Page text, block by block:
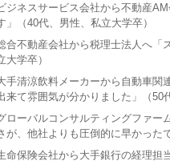
ジネスサービス会社から不動産
」（40代、男性、私立大学卒）
合不動産会社から税理士法人へ「
大学卒）
手清涼飲料メーカーから自動車関
来て雰囲気が分かりました」（50
ローバルコンサルティングファー
が、他社よりも圧倒的に早かった
命保険会社から大手銀行の経理担